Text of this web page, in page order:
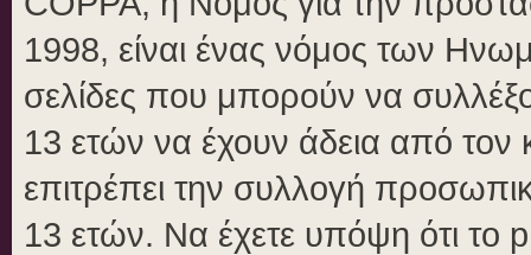
1998, είναι ένας νόμος των
σελίδες που μπορούν να
13 ετών να έχουν άδεια από τον
επιτρέπει την συλλογή
13 ετών. Να έχετε υπόψη ότι το